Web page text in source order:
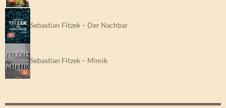
Sebastian Fitzek – Der Nachbar
Sebastian Fitzek – Mimik